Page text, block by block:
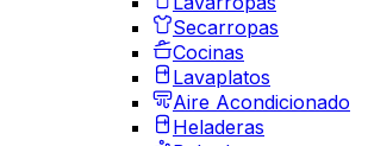
Secarropas
Cocinas
Lavaplatos
Aire Acondicionado
Heladeras